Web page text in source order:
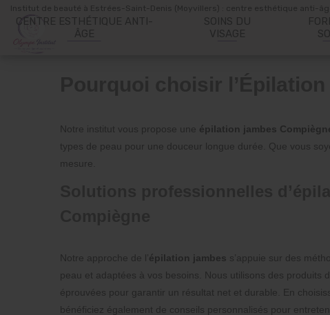
Institut de beauté à Estrées-Saint-Denis (Moyvillers) : centre esthétique anti-âge
CENTRE ESTHÉTIQUE ANTI-
ÂGE
SOINS DU
VISAGE
Notre institut vous propose une épilation jambes
types de peau pour une douceur longue durée. Que vous
mesure.
Notre approche de l’épilation jambes s’appuie sur des
peau et adaptées à vos besoins. Nous utilisons des produits
éprouvées pour garantir un résultat net et durable. En
bénéficiez également de conseils personnalisés pour
Panneau de gestion des cookies